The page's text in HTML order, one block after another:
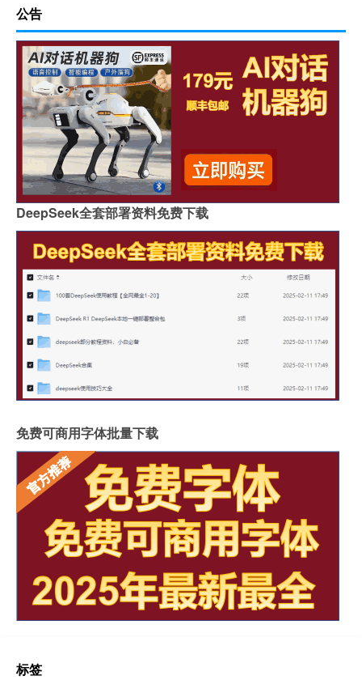
公告
DeepSeek全套部署资料免费下载
免费可商用字体批量下载
标签